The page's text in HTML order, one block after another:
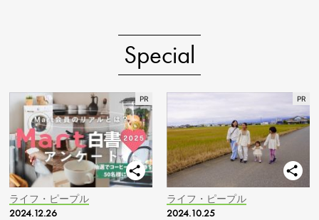
Special
ライフ・ピープル
2024.12.26
ライフ・ピープル
2024.10.25